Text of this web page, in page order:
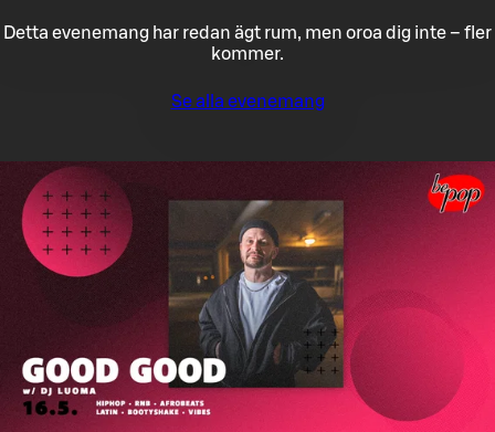
Detta evenemang har redan ägt rum, men oroa dig inte – fler
kommer.
Se alla evenemang